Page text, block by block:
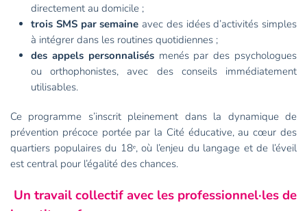
directement au domicile ;
trois SMS par semaine avec des idées d’activités simples
à intégrer dans les routines quotidiennes ;
des appels personnalisésmenés par des psychologues
ou orthophonistes, avec des conseils immédiatement
utilisables.
Ce programme s’inscrit pleinement dans la dynamique de
prévention précoce portée par la Cité éducative, au cœur des
quartiers populaires du 18ᵉ, où l’enjeu du langage et de l’éveil
est central pour l’égalité des chances.
Un travail collectif avec les professionnel·les de